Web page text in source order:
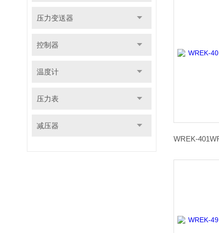
压力变送器
控制器
温度计
压力表
减压器